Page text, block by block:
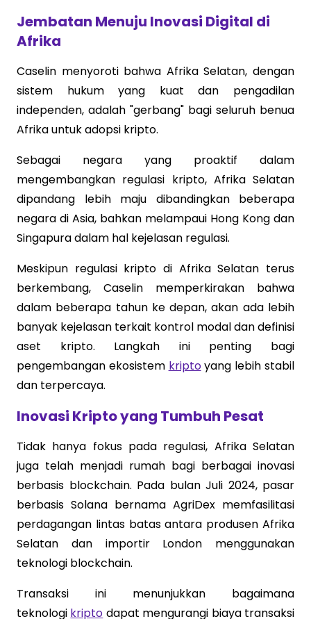
Jembatan Menuju Inovasi Digital di
Afrika
Caselin menyoroti bahwa Afrika Selatan, dengan
sistem hukum yang kuat dan pengadilan
independen, adalah "gerbang" bagi seluruh benua
Afrika untuk adopsi kripto.
Sebagai negara yang proaktif dalam
mengembangkan regulasi kripto, Afrika Selatan
dipandang lebih maju dibandingkan beberapa
negara di Asia, bahkan melampaui Hong Kong dan
Singapura dalam hal kejelasan regulasi.
Meskipun regulasi kripto di Afrika Selatan terus
berkembang, Caselin memperkirakan bahwa
dalam beberapa tahun ke depan, akan ada lebih
banyak kejelasan terkait kontrol modal dan definisi
aset kripto. Langkah ini penting bagi
pengembangan ekosistem kriptoyang lebih stabil
dan terpercaya.
Inovasi Kripto yang Tumbuh Pesat
Tidak hanya fokus pada regulasi, Afrika Selatan
juga telah menjadi rumah bagi berbagai inovasi
berbasis blockchain. Pada bulan Juli 2024, pasar
berbasis Solana bernama AgriDex memfasilitasi
perdagangan lintas batas antara produsen Afrika
Selatan dan importir London menggunakan
teknologi blockchain.
Transaksi ini menunjukkan bagaimana
teknologi kripto dapat mengurangi biaya transaksi